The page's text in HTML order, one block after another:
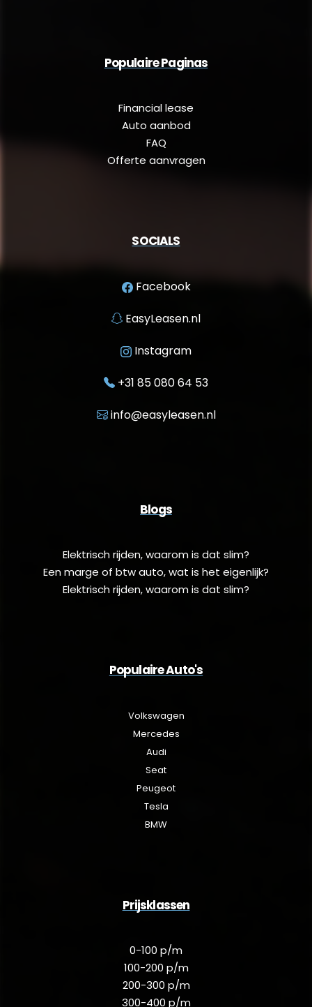
Populaire Paginas
Financial lease
Auto aanbod
FAQ
Offerte aanvragen
SOCIALS
Facebook
EasyLeasen.nl
Instagram
+31 85 080 64 53
info@easyleasen.nl
Blogs
Elektrisch rijden, waarom is dat slim?
Een marge of btw auto, wat is het eigenlijk?
Elektrisch rijden, waarom is dat slim?
Populaire Auto's
Volkswagen
Mercedes
Audi
Seat
Peugeot
Tesla
BMW
Prijsklassen
0-100 p/m
100-200 p/m
200-300 p/m
300-400 p/m